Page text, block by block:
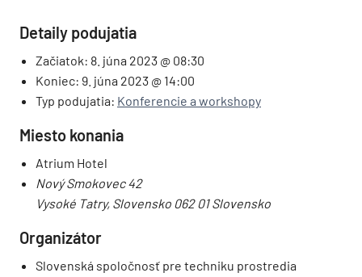
Detaily podujatia
Začiatok: 8. júna 2023 @ 08:30
Koniec: 9. júna 2023 @ 14:00
Typ podujatia: Konferencie a workshopy
Miesto konania
Atrium Hotel
Nový Smokovec 42
Vysoké Tatry, Slovensko 062 01 Slovensko
Organizátor
Slovenská spoločnosť pre techniku prostredia